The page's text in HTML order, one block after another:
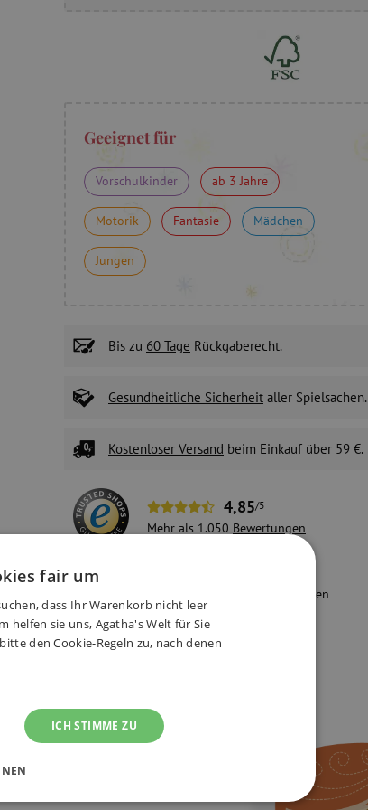
Geeignet für
Vorschulkinder ab 3 Jahre
Motorik Fantasie Mädchen
Jungen
Bis zu 60 Tage Rückgaberecht.
Gesundheitliche Sicherheit aller Spielsachen.
Kostenloser Versand beim Einkauf über 59 €.
4,85/5
Mehr als 1.050 Bewertungen
Wir nehmen die Umwelt und den
Schutz der Mitarbeiter ernst.
fair um
dass Ihr Warenkorb nicht leer
helfen sie uns, Agatha's Welt für Sie
den Cookie-Regeln zu, nach denen
ICH STIMME ZU